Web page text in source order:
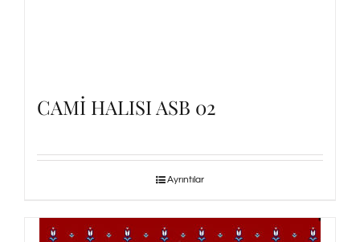
CAMİ HALISI ASB 02
Ayrıntılar